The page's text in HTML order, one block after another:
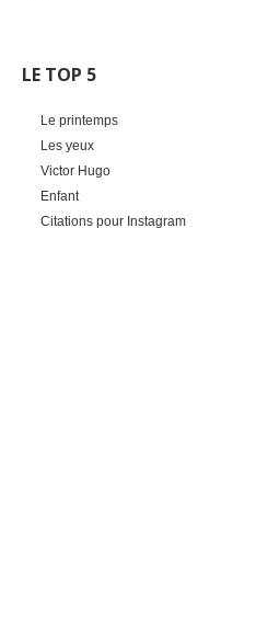
LE TOP 5
Le printemps
Les yeux
Victor Hugo
Enfant
Citations pour Instagram